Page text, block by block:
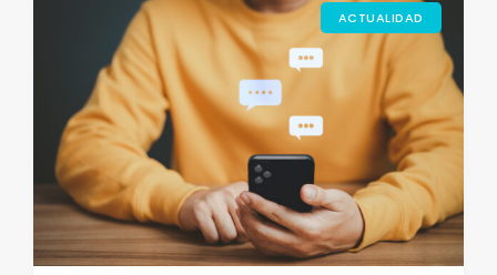
ACTUALIDAD